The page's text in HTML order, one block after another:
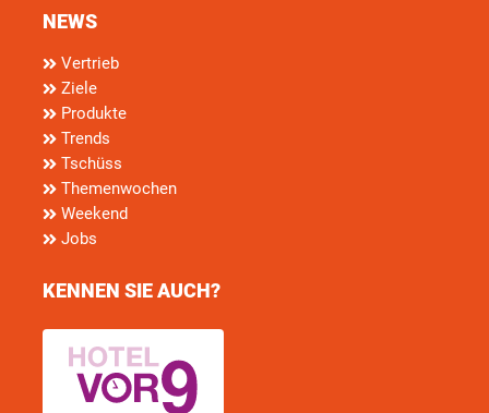
NEWS
Vertrieb
Ziele
Produkte
Trends
Tschüss
Themenwochen
Weekend
Jobs
KENNEN SIE AUCH?